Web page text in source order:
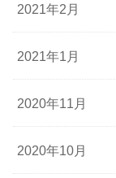
2021年2月
2021年1月
2020年11月
2020年10月